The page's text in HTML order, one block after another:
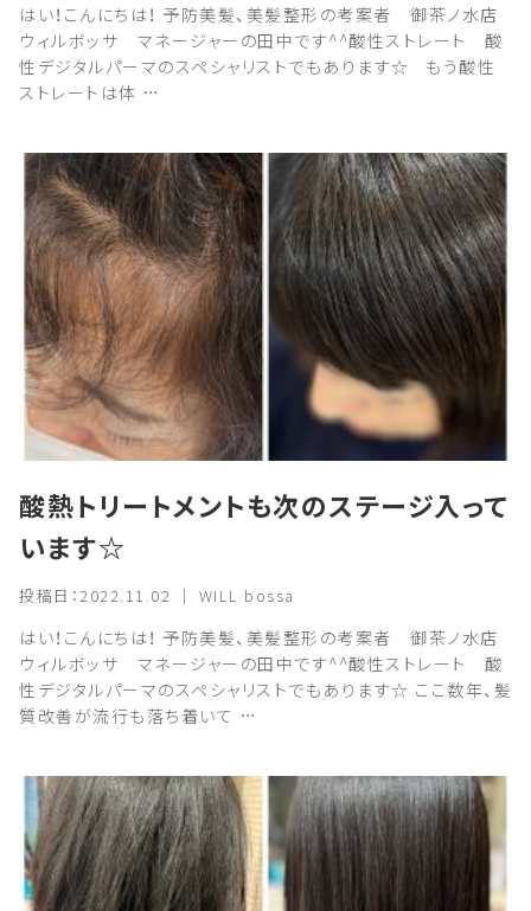
はい！こんにちは！ 予防美髪、美髪整形の考案者 御茶ノ水店
ウィルボッサ マネージャーの田中です^^酸性ストレート 酸
性デジタルパーマのスペシャリストでもあります☆ もう酸性
ストレートは体 …
酸熱トリートメントも次のステージ入って
います☆
投稿日：2022.11.02 ｜ WILL bossa
はい！こんにちは！ 予防美髪、美髪整形の考案者 御茶ノ水店
ウィルボッサ マネージャーの田中です^^酸性ストレート 酸
性デジタルパーマのスペシャリストでもあります☆ ここ数年、髪
質改善が流行も落ち着いて …